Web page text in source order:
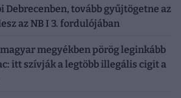
Debrecenben, tovább gyűjtögetne az
az NB I 3. fordulójában
magyar megyékben pörög leginkább
itt szívják a legtöbb illegális cigit a